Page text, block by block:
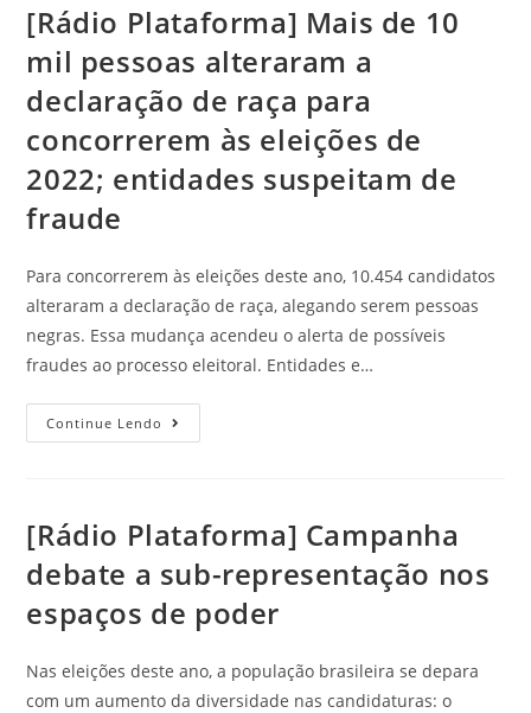
[Rádio Plataforma] Mais de 10
mil pessoas alteraram a
declaração de raça para
concorrerem às eleições de
2022; entidades suspeitam de
fraude
Para concorrerem às eleições deste ano, 10.454 candidatos
alteraram a declaração de raça, alegando serem pessoas
negras. Essa mudança acendeu o alerta de possíveis
fraudes ao processo eleitoral. Entidades e…
Continue Lendo
[Rádio Plataforma] Campanha
debate a sub-representação nos
espaços de poder
Nas eleições deste ano, a população brasileira se depara
com um aumento da diversidade nas candidaturas: o